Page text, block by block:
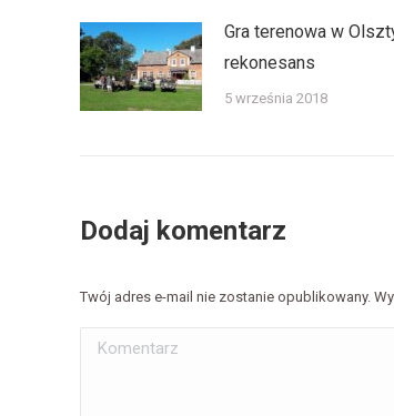
Gra terenowa w
rekonesans
5 września 2018
Dodaj komentarz
Twój adres e-mail nie zostanie opublikowany.
Komentarz